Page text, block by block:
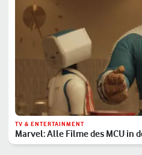
TV & ENTERTAINMENT
Marvel: Alle Filme des MCU in
Reihenfolge